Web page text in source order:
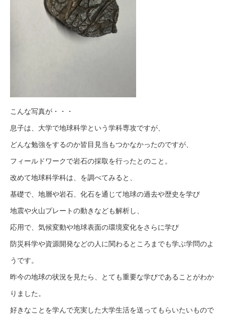
こんな写真が・・・
息子は、大学で地球科学という学科専攻ですが、
どんな勉強をするのか皆目見当もつかなかったのですが、
フィールドワークで岩石の採取を行ったとのこと。
改めて地球科学科は、を調べてみると、
基礎で、地層や岩石、化石を通じて地球の過去や歴史を学び
地震や火山プレートの動きなども解析し、
応用で、気候変動や地球表面の環境変化をさらに学び
防災科学や資源開発などの人に関わるところまでも学ぶ学問のよ
うです。
昨今の地球の状況を見たら、とても重要な学びであることがわか
りました。
好きなことを学んで充実した大学生活を送ってもらいたいもので